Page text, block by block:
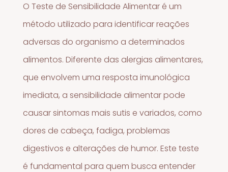
O Teste de Sensibilidade Alimentar é um
método utilizado para identificar reações
adversas do organismo a determinados
alimentos. Diferente das alergias alimentares,
que envolvem uma resposta imunológica
imediata, a sensibilidade alimentar pode
causar sintomas mais sutis e variados, como
dores de cabeça, fadiga, problemas
digestivos e alterações de humor. Este teste
é fundamental para quem busca entender